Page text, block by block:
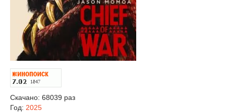
Скачано: 68039 раз
Год: 2025